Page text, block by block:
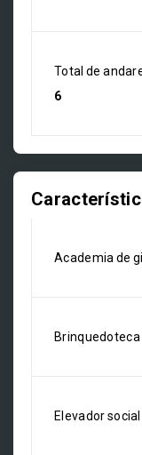
Total de
6
Academia de
Brinquedoteca
Elevador social